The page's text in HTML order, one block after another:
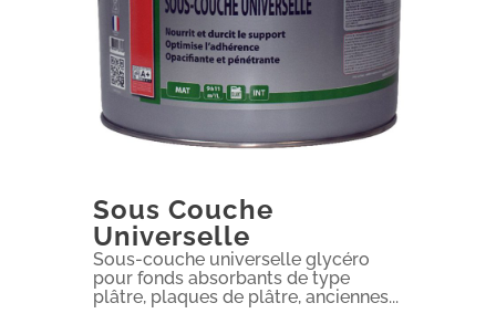
Sous Couche
Universelle
Sous-couche universelle glycéro
pour fonds absorbants de type
plâtre, plaques de plâtre, anciennes...